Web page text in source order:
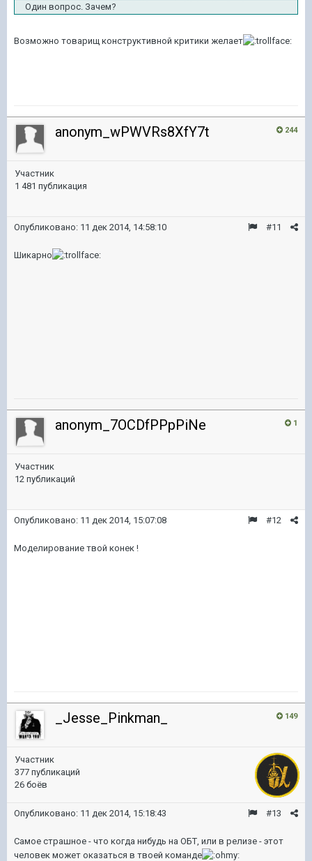
Один вопрос. Зачем?
Возможно товарищ конструктивной критики желает
244
anonym_wPWVRs8XfY7t
Участник
1 481 публикация
#11
Опубликовано: 11 дек 2014, 14:58:10
Шикарно
1
anonym_7OCDfPPpPiNe
Участник
12 публикаций
#12
Опубликовано: 11 дек 2014, 15:07:08
Моделирование твой конек !
149
_Jesse_Pinkman_
Участник
377 публикаций
26 боёв
#13
Опубликовано: 11 дек 2014, 15:18:43
Самое страшное - что когда нибудь на ОБТ, или в релизе - этот
человек может оказаться в твоей команде